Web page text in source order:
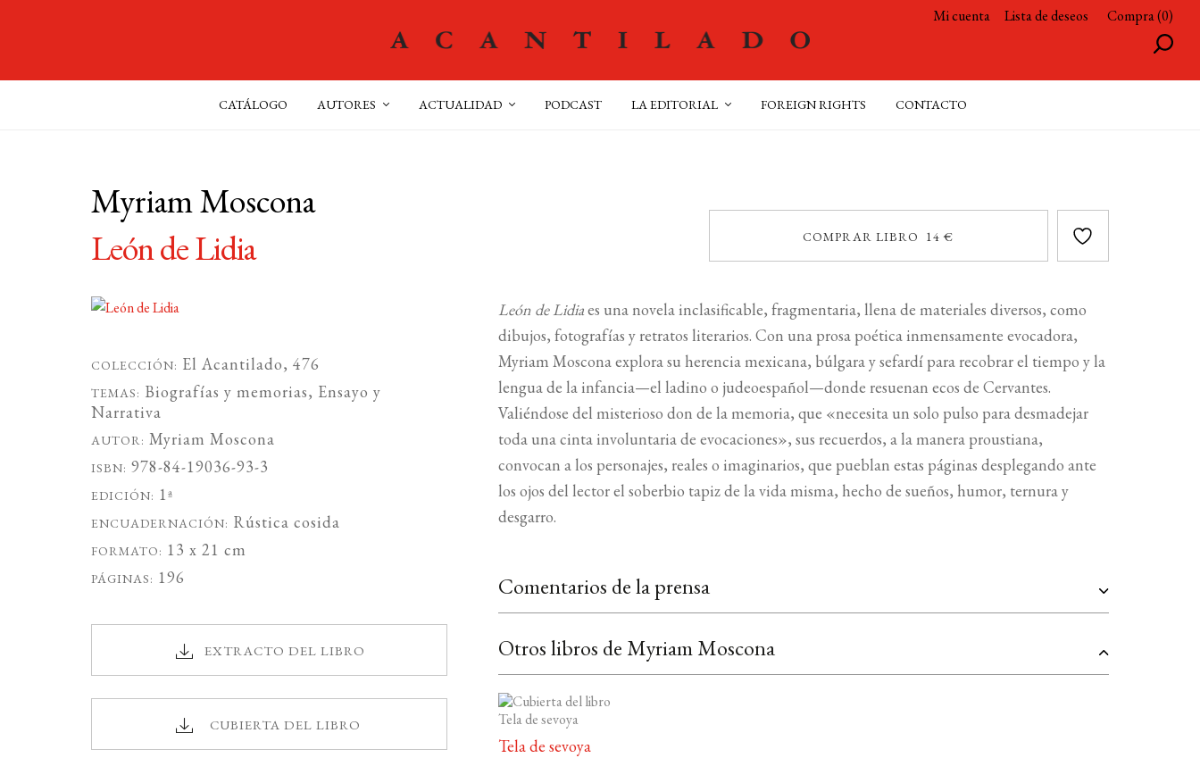
Mi cuenta Lista de deseos Compra (0)
CATÁLOGO AUTORES ACTUALIDAD PODCAST LA EDITORIAL FOREIGN RIGHTS CONTACTO
Myriam Moscona
León de Lidia
COMPRAR LIBRO 14 €
COLECCIÓN: El Acantilado, 476
TEMAS: Biografías y memorias, Ensayo y
Narrativa
AUTOR: Myriam Moscona
ISBN: 978-84-19036-93-3
EDICIÓN: 1ª
ENCUADERNACIÓN: Rústica cosida
FORMATO: 13 x 21 cm
PÁGINAS: 196
EXTRACTO DEL LIBRO
CUBIERTA DEL LIBRO
León de Lidiaes una novela inclasificable, fragmentaria, llena de materiales diversos, como
dibujos, fotografías y retratos literarios. Con una prosa poética inmensamente evocadora,
Myriam Moscona explora su herencia mexicana, búlgara y sefardí para recobrar el tiempo y la
lengua de la infancia—el ladino o judeoespañol—donde resuenan ecos de Cervantes.
Valiéndose del misterioso don de la memoria, que «necesita un solo pulso para desmadejar
toda una cinta involuntaria de evocaciones», sus recuerdos, a la manera proustiana,
convocan a los personajes, reales o imaginarios, que pueblan estas páginas desplegando ante
los ojos del lector el soberbio tapiz de la vida misma, hecho de sueños, humor, ternura y
desgarro.
Comentarios de la prensa
Otros libros de Myriam Moscona
Tela de sevoya